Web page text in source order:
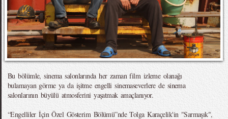
Bu bölümle, sinema salonlarında her zaman film izleme olanağı
bulamayan görme ya da işitme engelli sinemaseverlere de sinema
salonlarının büyülü atmosferini yaşatmak amaçlanıyor.
“Engelliler İçin Özel Gösterim Bölümü”nde Tolga Karaçelik'in "Sarmaşık",